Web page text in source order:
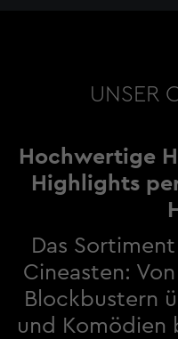
UNSER
Hochwertige
Highlights
Das
Cineasten:
Blockbustern
und Komödien